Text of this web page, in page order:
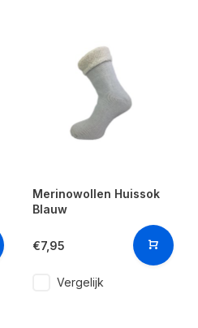
Merinowollen Huissok
Blauw
€7,95
Vergelijk